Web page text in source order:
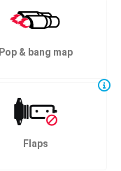
Pop & bang map
Flaps